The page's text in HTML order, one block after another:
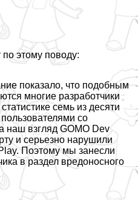
этому поводу:
показало, что подобным
многие разработчики
семь из десяти
со
наш взгляд GOMO Dev
и серьезно нарушили
Поэтому мы занесли
в раздел вредоносного